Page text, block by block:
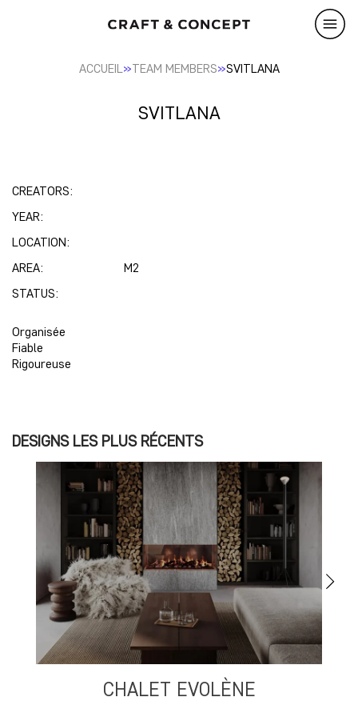
ACCUEIL»TEAM MEMBERS»SVITLANA
SVITLANA
CREATORS:
YEAR:
LOCATION:
AREA:
M2
STATUS:
Organisée
Fiable
Rigoureuse
DESIGNS LES PLUS RÉCENTS
CHALET EVOLÈNE